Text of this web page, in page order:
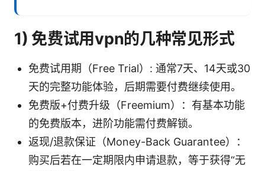
1) 免费试用vpn的几种常见形式
免费试用期（Free Trial）: 通常7天、14天或30
天的完整功能体验，后期需要付费继续使用。
免费版+付费升级（Freemium）：有基本功能
的免费版本，进阶功能需付费解锁。
返现/退款保证（Money-Back Guarantee）：
购买后若在一定期限内申请退款，等于获得“无